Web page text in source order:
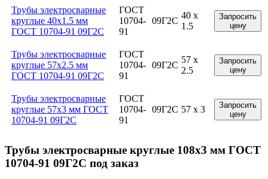
Трубы электросварные
круглые 40x1.5 мм
ГОСТ 10704-91 09Г2С
ГОСТ
10704-
91
09Г2С
40 x
1.5
Запросить
цену
Трубы электросварные
круглые 57x2.5 мм
ГОСТ 10704-91 09Г2С
ГОСТ
10704-
91
09Г2С
57 x
2.5
Запросить
цену
Трубы электросварные
круглые 57x3 мм ГОСТ
10704-91 09Г2С
ГОСТ
10704-
91
09Г2С 57 x 3
Запросить
цену
Трубы электросварные круглые 108x3 мм ГОСТ
10704-91 09Г2С под заказ